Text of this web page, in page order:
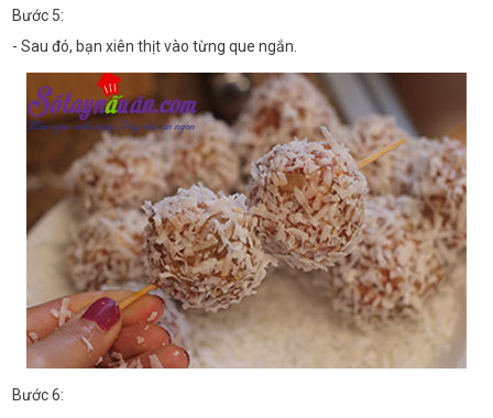
Bước 5:
- Sau đó, bạn xiên thịt vào từng que ngắn.
Bước 6: